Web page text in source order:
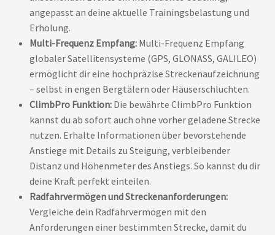
angepasst an deine aktuelle Trainingsbelastung und
Erholung.
Multi-Frequenz Empfang: Multi-Frequenz Empfang
globaler Satellitensysteme (GPS, GLONASS, GALILEO)
ermöglicht dir eine hochpräzise Streckenaufzeichnung
– selbst in engen Bergtälern oder Häuserschluchten.
ClimbPro Funktion: Die bewährte ClimbPro Funktion
kannst du ab sofort auch ohne vorher geladene Strecke
nutzen. Erhalte Informationen über bevorstehende
Anstiege mit Details zu Steigung, verbleibender
Distanz und Höhenmeter des Anstiegs. So kannst du dir
deine Kraft perfekt einteilen.
Radfahrvermögen und Streckenanforderungen:
Vergleiche dein Radfahrvermögen mit den
Anforderungen einer bestimmten Strecke, damit du